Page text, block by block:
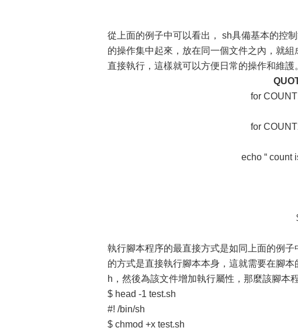
從上面的例子中可以看出， sh具備基本的控
的操作集中起來，放在同一個文件之內，就
直接執行，這樣就可以方便日常的操作和維護
for
for
echo “ count
執行腳本程序的最直接方式是如同上面的例
的方式是直接執行腳本本身，這就需要在腳本
h，然後為該文件增加執行屬性，那麼該腳本
$ head -1 test.sh
#! /bin/sh
$ chmod +x test.sh